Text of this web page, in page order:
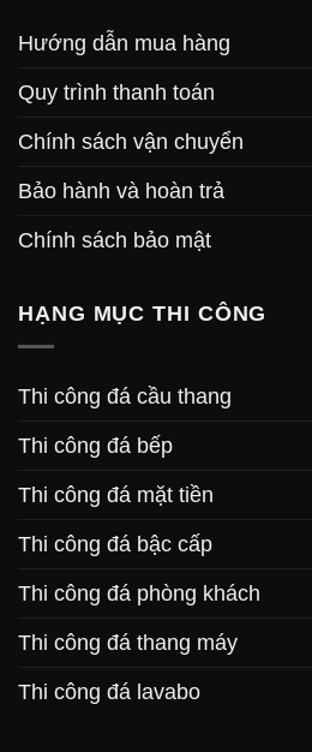
Hướng dẫn mua hàng
Quy trình thanh toán
Chính sách vận chuyển
Bảo hành và hoàn trả
Chính sách bảo mật
HẠNG MỤC THI CÔNG
Thi công đá cầu thang
Thi công đá bếp
Thi công đá mặt tiền
Thi công đá bậc cấp
Thi công đá phòng khách
Thi công đá thang máy
Thi công đá lavabo